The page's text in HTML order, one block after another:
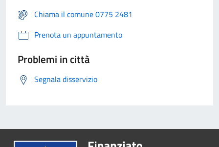
Chiama il comune 0775 2481
Prenota un appuntamento
Problemi in città
Segnala disservizio